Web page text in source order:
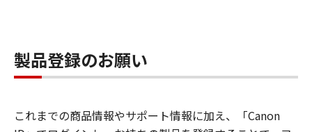
製品登録のお願い
これまでの商品情報やサポート情報に加え、「Canon